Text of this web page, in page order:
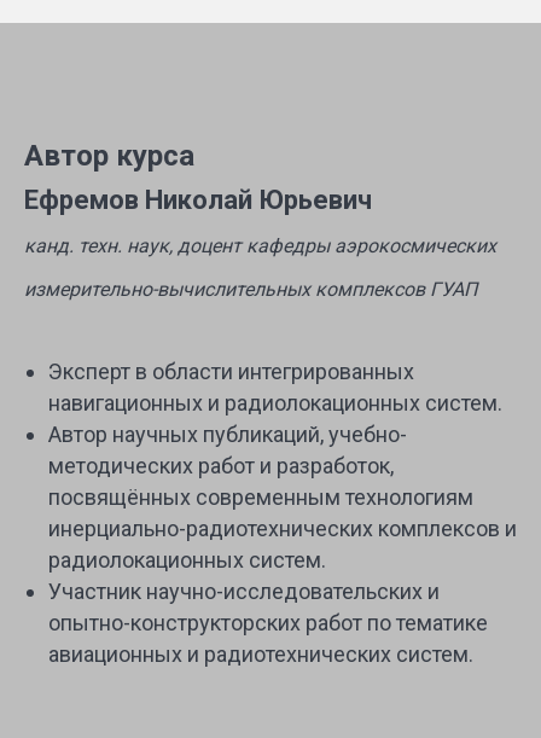
Автор курса
Ефремов Николай Юрьевич
канд. техн. наук, доцент кафедры аэрокосмических
измерительно-вычислительных комплексов ГУАП
Эксперт в области интегрированных
навигационных и радиолокационных систем.
Автор научных публикаций, учебно-
методических работ и разработок,
посвящённых современным технологиям
инерциально-радиотехнических комплексов и
радиолокационных систем.
Участник научно-исследовательских и
опытно-конструкторских работ по тематике
авиационных и радиотехнических систем.